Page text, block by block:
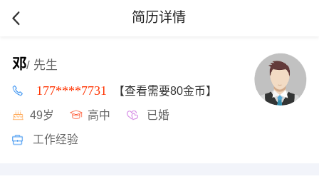
简历详情
邓/ 先生
177****7731 【查看需要80金币】
49岁 高中 已婚
工作经验